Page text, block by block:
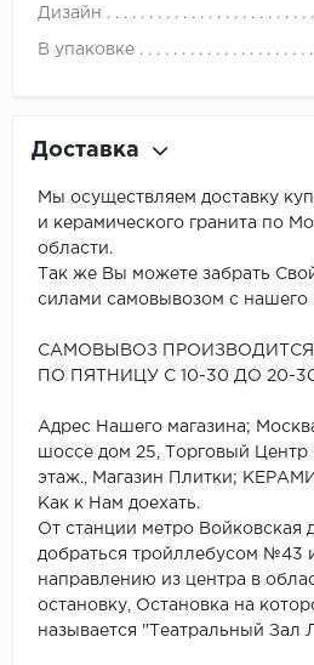
Дизайн
В упаковке
Доставка
Мы осуществляем доставку
и керамического гранита по
области.
Так же Вы можете забрать
силами самовывозом с нашего
САМОВЫВОЗ
ПО ПЯТНИЦУ С 10-30 ДО 20-
Адрес Нашего магазина;
шоссе дом 25, Торговый Центр
этаж., Магазин Плитки;
Как к Нам доехать.
От станции метро Войковская
добраться тройллебусом №43
направлению из центра в
остановку, Остановка на
называется "Театральный Зал